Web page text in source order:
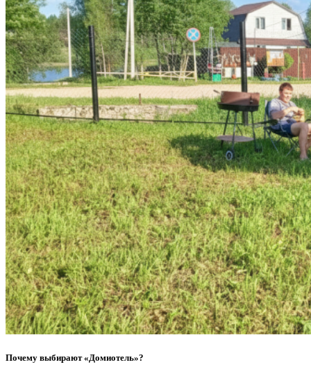
Почему выбирают «Домиотель»?